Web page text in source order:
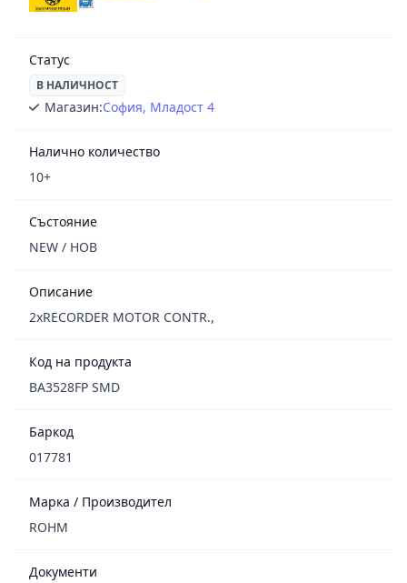
Статус
В НАЛИЧНОСТ
Магазин:София, Младост 4
Налично количество
10+
Състояние
NEW / НОВ
Описание
2xRECORDER MOTOR CONTR.,
Код на продукта
BA3528FP SMD
Баркод
017781
Марка / Производител
ROHM
Документи